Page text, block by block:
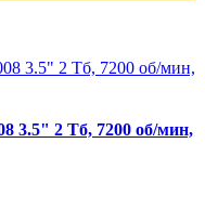
3.5" 2 Тб, 7200 об/мин,